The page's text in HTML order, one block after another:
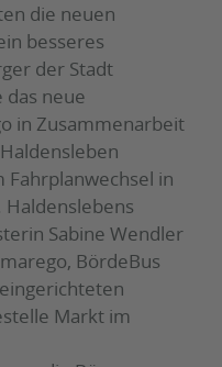
die neuen
besseres
der Stadt
das neue
in Zusammenarbeit
in
Sabine Wendler
BördeBus
Markt im